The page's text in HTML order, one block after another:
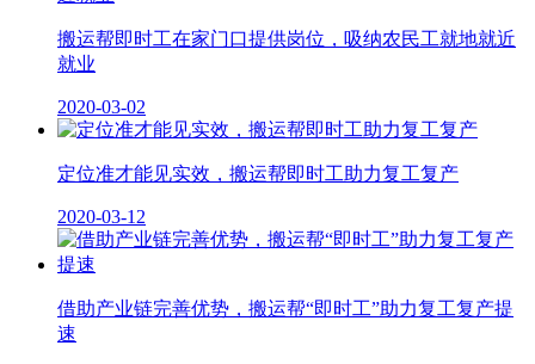
搬运帮即时工在家门口提供岗位，吸纳农民工就地就近
就业
2020-03-02
定位准才能见实效，搬运帮即时工助力复工复产
2020-03-12
借助产业链完善优势，搬运帮“即时工”助力复工复产提
速